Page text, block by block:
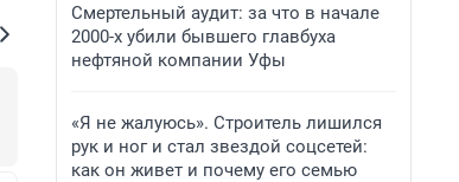
Смертельный аудит: за что в начале
2000-х убили бывшего главбуха
нефтяной компании Уфы
«Я не жалуюсь». Строитель лишился
рук и ног и стал звездой соцсетей:
как он живет и почему его семью